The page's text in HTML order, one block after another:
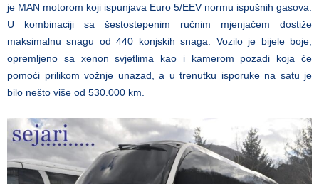
je MAN motorom koji ispunjava Euro 5/EEV normu ispušnih gasova.
U kombinaciji sa šestostepenim ručnim mjenjačem dostiže
maksimalnu snagu od 440 konjskih snaga. Vozilo je bijele boje,
opremljeno sa xenon svjetlima kao i kamerom pozadi koja će
pomoći prilikom vožnje unazad, a u trenutku isporuke na satu je
bilo nešto više od 530.000 km.